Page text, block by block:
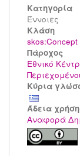
Κατηγορία
Έννοιες
Kλάση
skos:Concept
Πάροχος
Εθνικό
Κύρια
Άδεια
Αναφορά